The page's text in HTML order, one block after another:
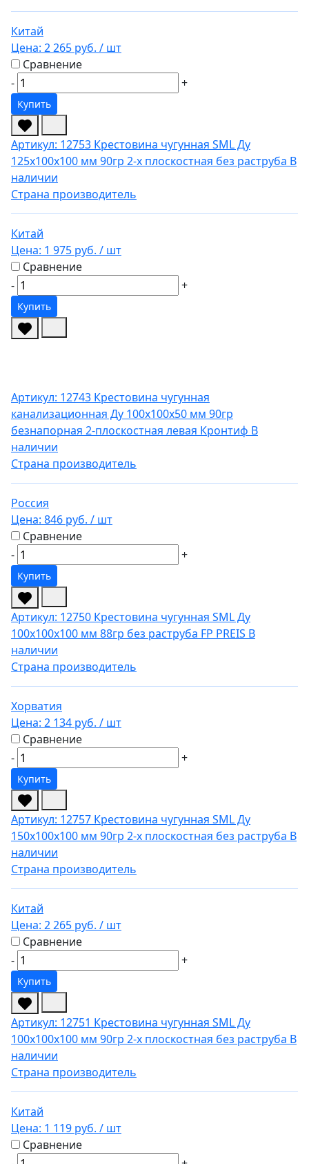
Китай
Цена: 2 265 руб. / шт
Сравнение
-
+
Купить
Артикул: 12753 Крестовина чугунная SML Ду
125х100х100 мм 90гр 2-х плоскостная без раструба В
наличии
Страна производитель
Китай
Цена: 1 975 руб. / шт
Сравнение
-
+
Купить
Артикул: 12743 Крестовина чугунная
канализационная Ду 100х100х50 мм 90гр
безнапорная 2-плоскостная левая Кронтиф В
наличии
Страна производитель
Россия
Цена: 846 руб. / шт
Сравнение
-
+
Купить
Артикул: 12750 Крестовина чугунная SML Ду
100х100х100 мм 88гр без раструба FP PREIS В
наличии
Страна производитель
Хорватия
Цена: 2 134 руб. / шт
Сравнение
-
+
Купить
Артикул: 12757 Крестовина чугунная SML Ду
150х100х100 мм 90гр 2-х плоскостная без раструба В
наличии
Страна производитель
Китай
Цена: 2 265 руб. / шт
Сравнение
-
+
Купить
Артикул: 12751 Крестовина чугунная SML Ду
100х100х100 мм 90гр 2-х плоскостная без раструба В
наличии
Страна производитель
Китай
Цена: 1 119 руб. / шт
Сравнение